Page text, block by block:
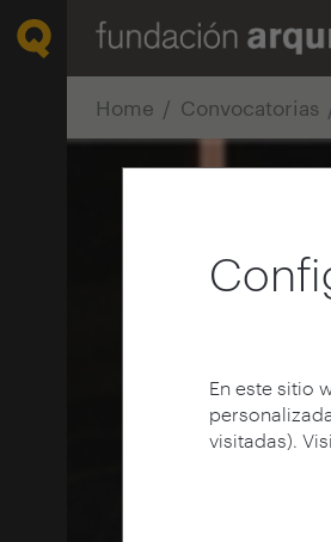
En este sitio
visitadas).
Home Convocatorias